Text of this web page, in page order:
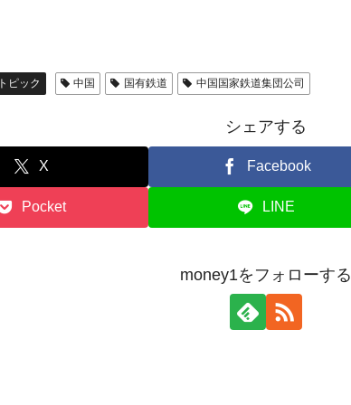
トピック 中国 国有鉄道 中国国家鉄道集団公司
シェアする
X Facebook
Pocket LINE
money1をフォローする